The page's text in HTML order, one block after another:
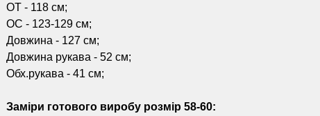
ОТ - 118 см;
ОС - 123-129 см;
Довжина - 127 см;
Довжина рукава - 52 см;
Обх.рукава - 41 см;
Заміри готового виробу розмір 58-60: